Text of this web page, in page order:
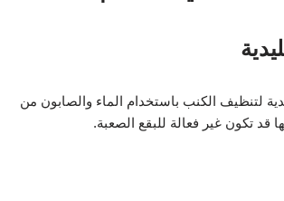
لتنظيف الكنب باستخدام الماء والصابون من
قد تكون غير فعالة للبقع الصعبة.